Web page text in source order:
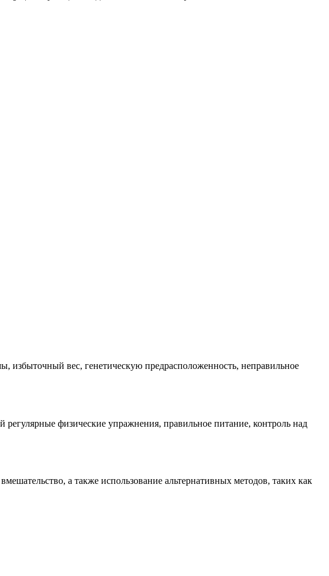
избыточный вес, генетическую предрасположенность, неправильное
физические упражнения, правильное питание, контроль над
а также использование альтернативных методов, таких как